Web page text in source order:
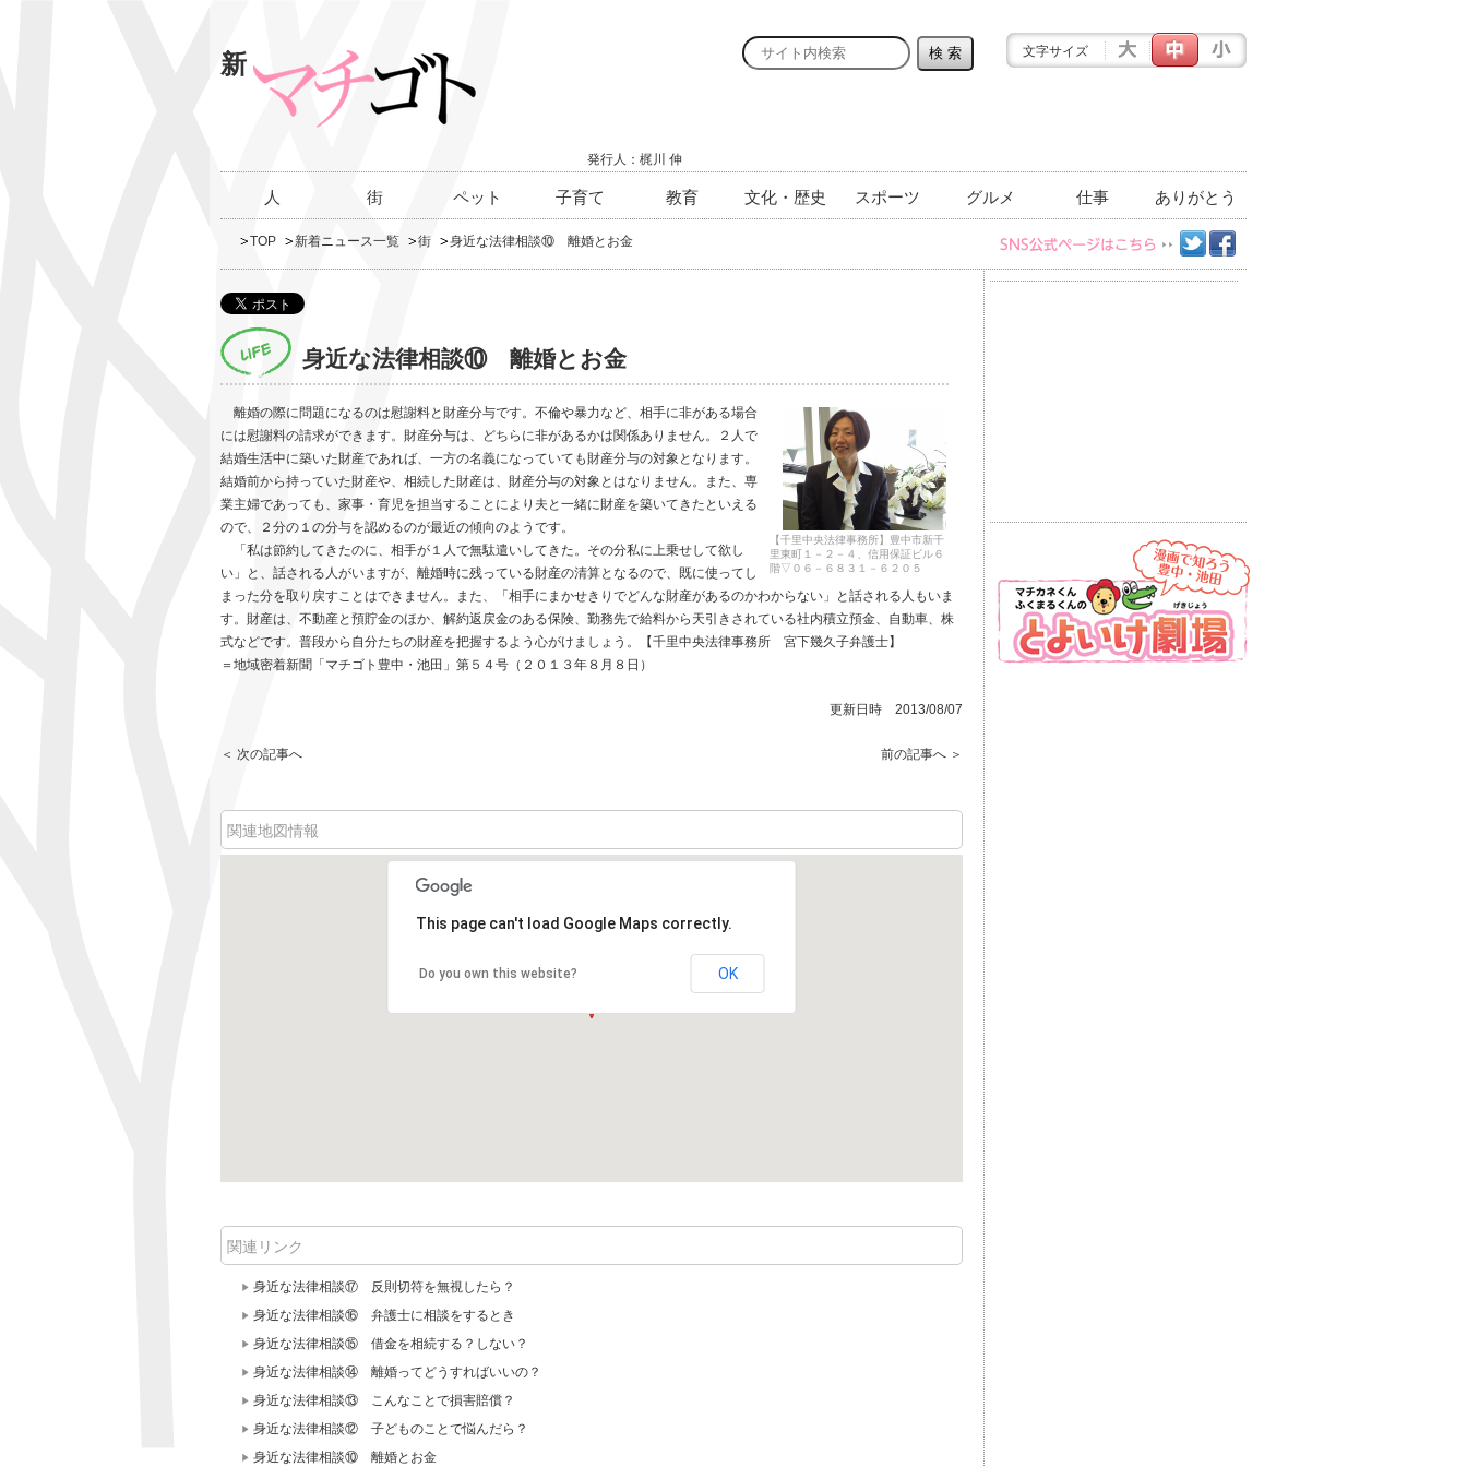
新
発行人：梶川 伸
文字サイズ
人 街 ペット 子育て 教育 文化・歴史 スポーツ グルメ 仕事 ありがとう
TOP 新着ニュース一覧 街 身近な法律相談⑩ 離婚とお金
身近な法律相談⑩ 離婚とお金
【千里中央法律事務所】豊中市新千
里東町１－２－４、信用保証ビル６
階▽０６－６８３１－６２０５
離婚の際に問題になるのは慰謝料と財産分与です。不倫や暴力など、相手に非がある場合
には慰謝料の請求ができます。財産分与は、どちらに非があるかは関係ありません。２人で
結婚生活中に築いた財産であれば、一方の名義になっていても財産分与の対象となります。
結婚前から持っていた財産や、相続した財産は、財産分与の対象とはなりません。また、専
業主婦であっても、家事・育児を担当することにより夫と一緒に財産を築いてきたといえる
ので、２分の１の分与を認めるのが最近の傾向のようです。
「私は節約してきたのに、相手が１人で無駄遣いしてきた。その分私に上乗せして欲し
い」と、話される人がいますが、離婚時に残っている財産の清算となるので、既に使ってし
まった分を取り戻すことはできません。また、「相手にまかせきりでどんな財産があるのかわからない」と話される人もいま
す。財産は、不動産と預貯金のほか、解約返戻金のある保険、勤務先で給料から天引きされている社内積立預金、自動車、株
式などです。普段から自分たちの財産を把握するよう心がけましょう。【千里中央法律事務所 宮下幾久子弁護士】
＝地域密着新聞「マチゴト豊中・池田」第５４号（２０１３年８月８日）
更新日時 2013/08/07
前の記事へ ＞
＜ 次の記事へ
関連地図情報
This page can't load Google Maps correctly.
Do you own this website? OK
関連リンク
身近な法律相談⑰ 反則切符を無視したら？
身近な法律相談⑯ 弁護士に相談をするとき
身近な法律相談⑮ 借金を相続する？しない？
身近な法律相談⑭ 離婚ってどうすればいいの？
身近な法律相談⑬ こんなことで損害賠償？
身近な法律相談⑫ 子どものことで悩んだら？
身近な法律相談⑩ 離婚とお金